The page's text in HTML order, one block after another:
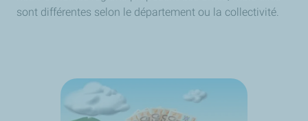
sont différentes selon le département ou la collectivité.